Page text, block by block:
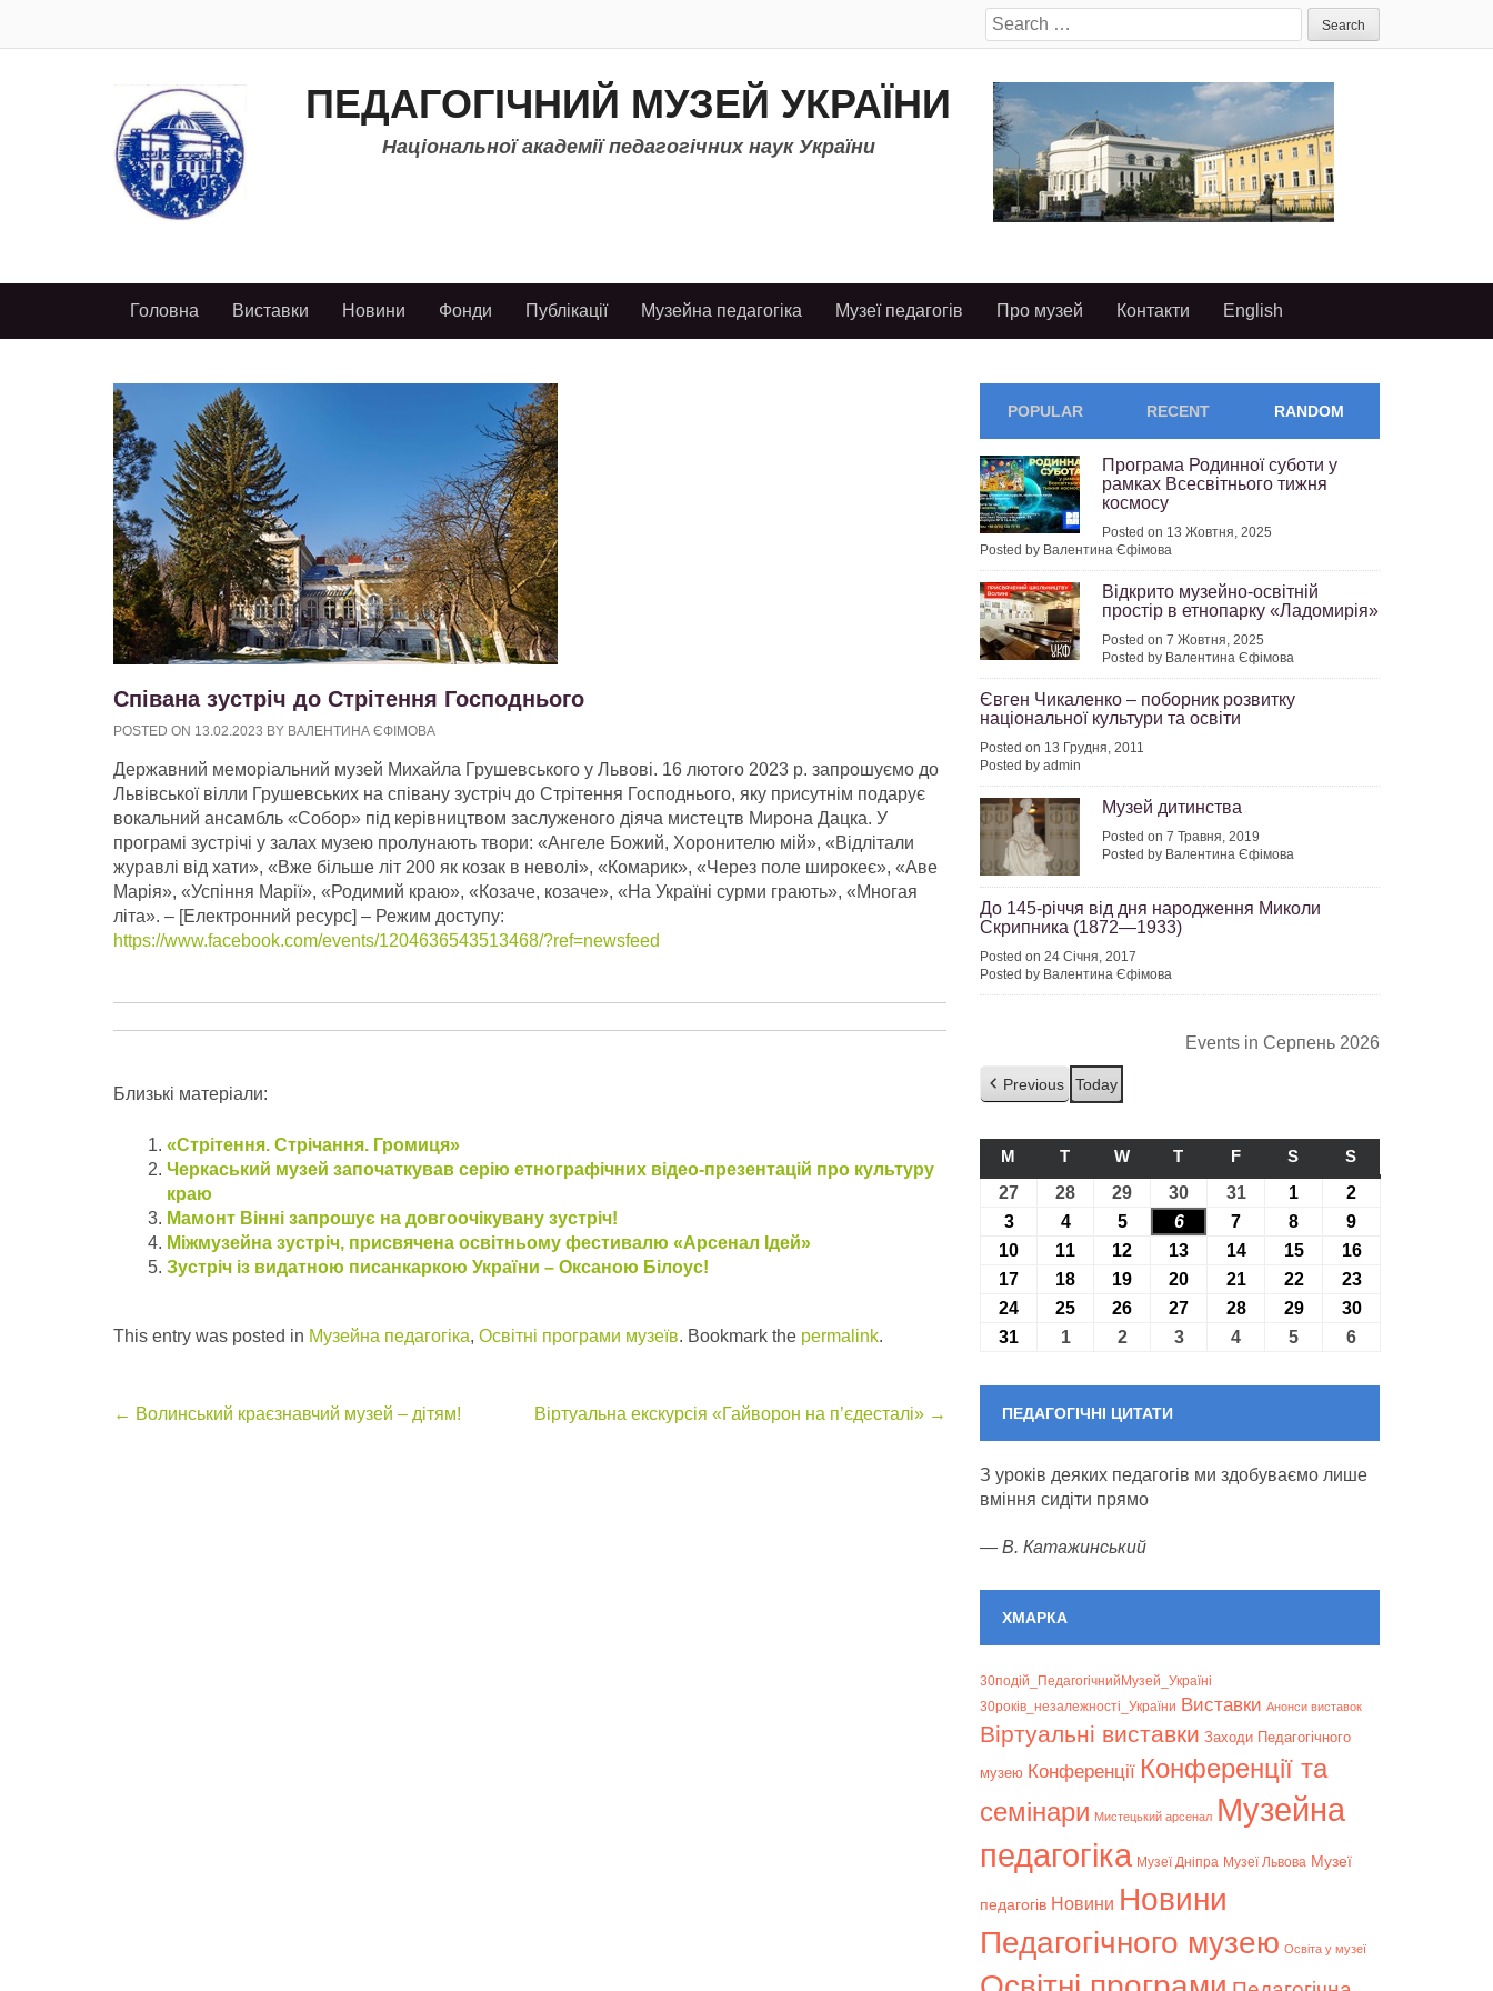
Search
for:
ПЕДАГОГІЧНИЙ МУЗЕЙ УКРАЇНИ
Національної академії педагогічних наук України
Головна Виставки Новини Фонди Публікації Музейна педагогіка Музеї педагогів Про музей Контакти English
Співана зустріч до Стрітення Господнього
POSTED ON 13.02.2023 BY ВАЛЕНТИНА ЄФІМОВА
Державний меморіальний музей Михайла Грушевського у Львові. 16 лютого 2023 р. запрошуємо до
Львівської вілли Грушевських на співану зустріч до Стрітення Господнього, яку присутнім подарує
вокальний ансамбль «Собор» під керівництвом заслуженого діяча мистецтв Мирона Дацка. У
програмі зустрічі у залах музею пролунають твори: «Ангеле Божий, Хоронителю мій», «Відлітали
журавлі від хати», «Вже більше літ 200 як козак в неволі», «Комарик», «Через поле широкеє», «Аве
Марія», «Успіння Марії», «Родимий краю», «Козаче, козаче», «На Україні сурми грають», «Многая
літа». – [Електронний ресурс] – Режим доступу:
https://www.facebook.com/events/1204636543513468/?ref=newsfeed
Близькі матеріали:
«Стрітення. Стрічання. Громиця»
Черкаський музей започаткував серію етнографічних відео-презентацій про культуру
краю
Мамонт Вінні запрошує на довгоочікувану зустріч!
Міжмузейна зустріч, присвячена освітньому фестивалю «Арсенал Ідей»
Зустріч із видатною писанкаркою України – Оксаною Білоус!
This entry was posted in Музейна педагогіка, Освітні програми музеїв. Bookmark the permalink.
Post
← Волинський краєзнавчий музей – дітям! Віртуальна екскурсія «Гайворон на п’єдесталі» →
POPULAR RECENT RANDOM
Програма Родинної суботи у
рамках Всесвітнього тижня
космосу
Posted on 13 Жовтня, 2025
Posted by Валентина Єфімова
Відкрито музейно-освітній
простір в етнопарку «Ладомирія»
Posted on 7 Жовтня, 2025
Posted by Валентина Єфімова
Євген Чикаленко – поборник розвитку
національної культури та освіти
Posted on 13 Грудня, 2011
Posted by admin
Музей дитинства
Posted on 7 Травня, 2019
Posted by Валентина Єфімова
До 145-річчя від дня народження Миколи
Скрипника (1872—1933)
Posted on 24 Січня, 2017
Posted by Валентина Єфімова
Events in Серпень 2026
Previous Today
M ПОНЕДІЛОК
T ВІВТОРОК
WСЕРЕДА
T ЧЕТВЕР
FП’ЯТНИЦЯ
S СУБОТА
S
27 27.07.2026
28 28.07.2026
29 29.07.2026
30 30.07.2026
3131.07.2026
1 01.08.2026
2
303.08.2026
404.08.2026
505.08.2026
606.08.2026
7 07.08.2026
8 08.08.2026
9
10 10.08.2026
11 11.08.2026
12 12.08.2026
13 13.08.2026
1414.08.2026
1515.08.2026
1616.08.2026
17 17.08.2026
18 18.08.2026
19 19.08.2026
20 20.08.2026
2121.08.2026
2222.08.2026
2323.08.2026
24 24.08.2026
25 25.08.2026
26 26.08.2026
27 27.08.2026
2828.08.2026
2929.08.2026
3030.08.2026
31 31.08.2026
101.09.2026
202.09.2026
303.09.2026
4 04.09.2026
5 05.09.2026
6
ПЕДАГОГІЧНІ ЦИТАТИ
З уроків деяких педагогів ми здобуваємо лише
вміння сидіти прямо
— В. Катажинський
ХМАРКА
30подій_ПедагогічнийМузей_Україні
30років_незалежності_України Bиставки Анонси виставок
Віртуальні виставки Заходи Педагогічного
музею Конференції Конференції та
семінари Мистецький арсенал Музейна
педагогіка Музеї Дніпра Музеї Львова Музеї
педагогів Новини Новини
Педагогічного музею Освіта у музеї